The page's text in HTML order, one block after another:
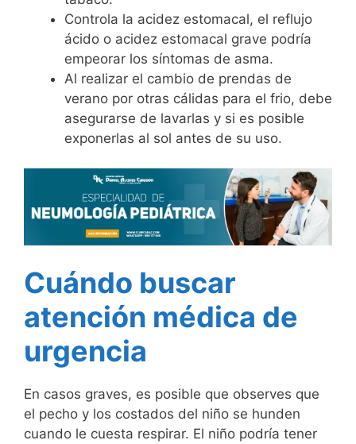
Controla la acidez estomacal, el reflujo
ácido o acidez estomacal grave podría
empeorar los síntomas de asma.
Al realizar el cambio de prendas de
verano por otras cálidas para el frio, debe
asegurarse de lavarlas y si es posible
exponerlas al sol antes de su uso.
Cuándo buscar
atención médica de
urgencia
En casos graves, es posible que observes que
el pecho y los costados del niño se hunden
cuando le cuesta respirar. El niño podría tener